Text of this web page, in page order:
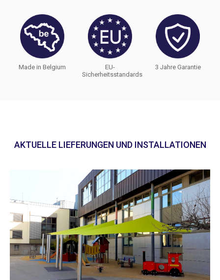
Made in Belgium
EU-
Sicherheitsstandards
3 Jahre Garantie
AKTUELLE LIEFERUNGEN UND INSTALLATIONEN